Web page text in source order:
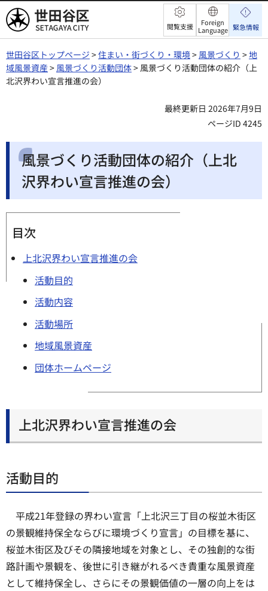
世田谷区 閲覧支援
Foreign
Language 緊急情報
世田谷区トップページ >住まい・街づくり・環境> 風景づくり >地
域風景資産> 風景づくり活動団体> 風景づくり活動団体の紹介（上
北沢界わい宣言推進の会）
最終更新日 2026年7月9日
ページID 4245
風景づくり活動団体の紹介（上北
沢界わい宣言推進の会）
目次
上北沢界わい宣言推進の会
活動目的
活動内容
活動場所
地域風景資産
団体ホームページ
上北沢界わい宣言推進の会
活動目的
平成21年登録の界わい宣言「上北沢三丁目の桜並木街区
の景観維持保全ならびに環境づくり宣言」の目標を基に、
桜並木街区及びその隣接地域を対象とし、その独創的な街
路計画や景観を、後世に引き継がれるべき貴重な風景資産
として維持保全し、さらにその景観価値の一層の向上をは